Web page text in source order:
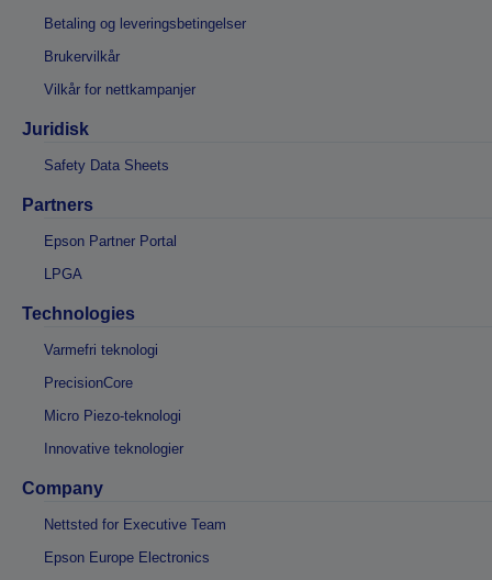
Betaling og leveringsbetingelser
Brukervilkår
Vilkår for nettkampanjer
Juridisk
Safety Data Sheets
Partners
Epson Partner Portal
LPGA
Technologies
Varmefri teknologi
PrecisionCore
Micro Piezo-teknologi
Innovative teknologier
Company
Nettsted for Executive Team
Epson Europe Electronics